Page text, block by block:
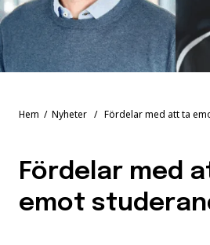
Hem / Nyheter / Fördelar med att ta
Fördelar med
emot